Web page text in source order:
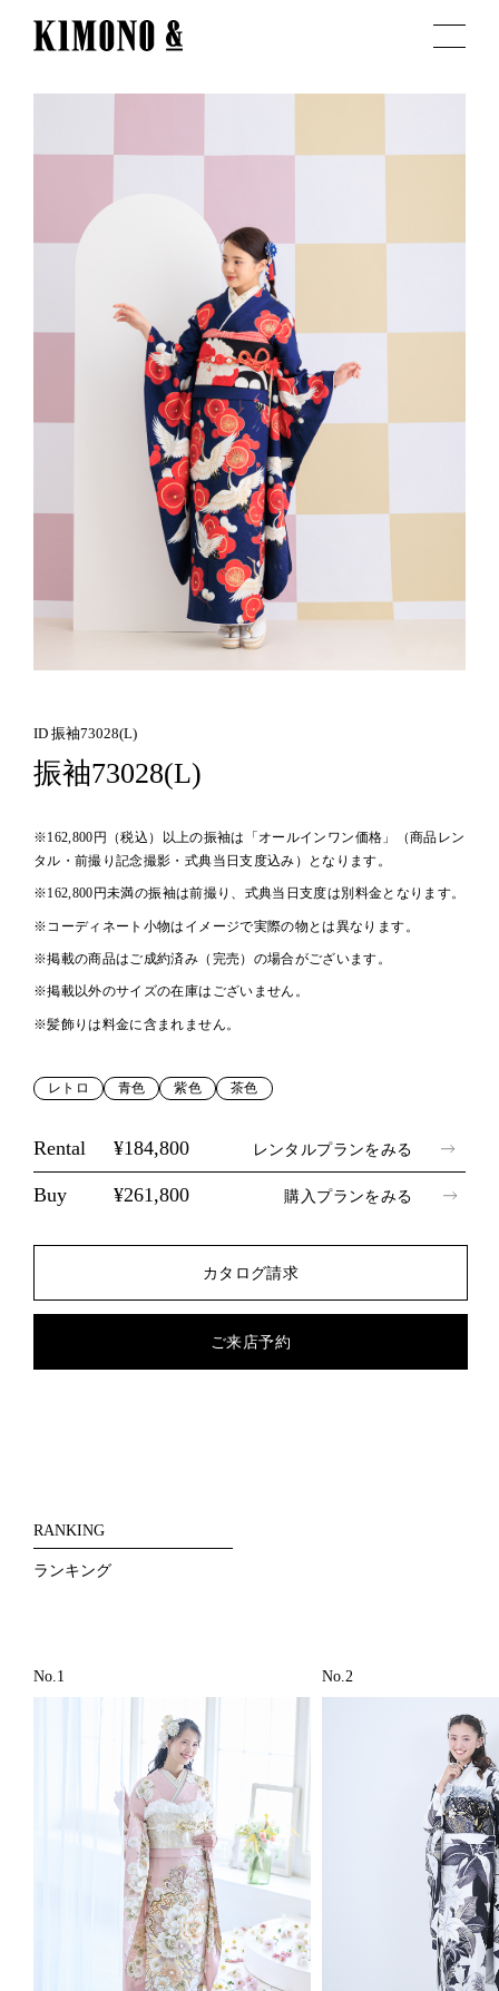
ID 振袖73028(L)
振袖73028(L)
※162,800円（税込）以上の振袖は「オールインワン価格」（商品レン
タル・前撮り記念撮影・式典当日支度込み）となります。
※162,800円未満の振袖は前撮り、式典当日支度は別料金となります。
※コーディネート小物はイメージで実際の物とは異なります。
※掲載の商品はご成約済み（完売）の場合がございます。
※掲載以外のサイズの在庫はございません。
※髪飾りは料金に含まれません。
レトロ 青色 紫色 茶色
Rental ¥184,800 レンタルプランをみる
Buy ¥261,800 購入プランをみる
カタログ請求
ご来店予約
RANKING
ランキング
No.1 No.2